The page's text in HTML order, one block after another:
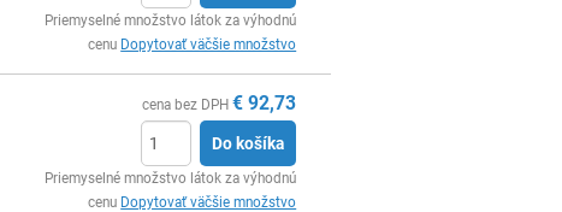
Priemyselné množstvo látok za výhodnú
cenu Dopytovať väčšie množstvo
cena bez DPH € 92,73
Do košíka
Priemyselné množstvo látok za výhodnú
cenu Dopytovať väčšie množstvo